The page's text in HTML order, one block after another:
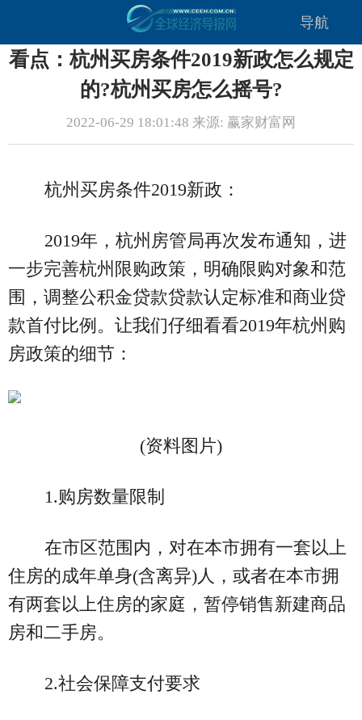
导航
看点：杭州买房条件2019新政怎么规定
的?杭州买房怎么摇号?
2022-06-29 18:01:48 来源: 赢家财富网
杭州买房条件2019新政：
2019年，杭州房管局再次发布通知，进
一步完善杭州限购政策，明确限购对象和范
围，调整公积金贷款贷款认定标准和商业贷
款首付比例。让我们仔细看看2019年杭州购
房政策的细节：
(资料图片)
1.购房数量限制
在市区范围内，对在本市拥有一套以上
住房的成年单身(含离异)人，或者在本市拥
有两套以上住房的家庭，暂停销售新建商品
房和二手房。
2.社会保障支付要求